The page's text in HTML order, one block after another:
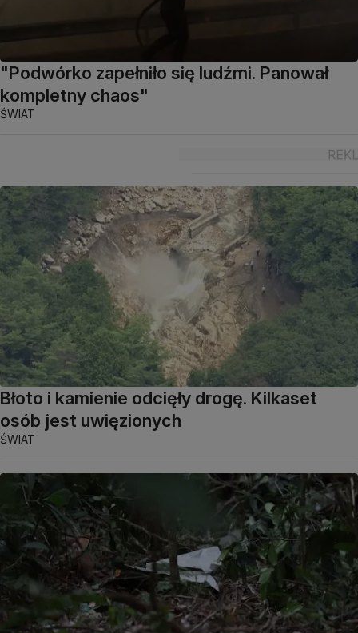
"Podwórko zapełniło się ludźmi. Panował
kompletny chaos"
ŚWIAT
Błoto i kamienie odcięły drogę. Kilkaset
osób jest uwięzionych
ŚWIAT